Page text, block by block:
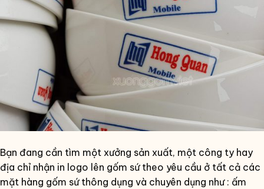
Bạn đang cần tìm một xưởng sản xuất, một công ty hay
địa chỉ nhận in logo lên gốm sứ theo yêu cầu ở tất cả các
mặt hàng gốm sứ thông dụng và chuyên dụng như : ấm